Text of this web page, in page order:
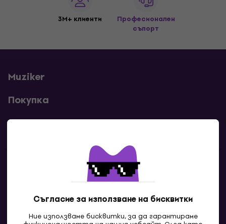
Съгласие за използване на бисквитки
Ние използваме бисквитки, за да гарантираме
3M+ клиенти
Професионален
съпорт
Muziker
Покупка
Полезни линкове
Контакти